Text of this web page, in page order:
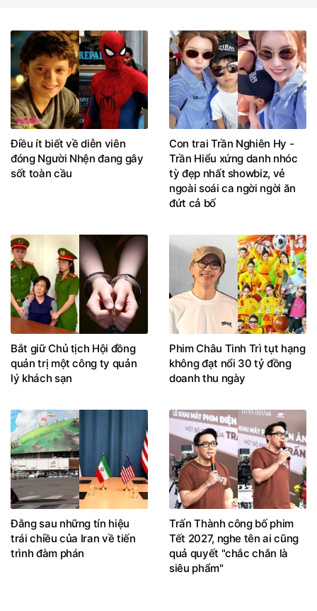
Điều ít biết về diễn viên
đóng Người Nhện đang gây
sốt toàn cầu
Con trai Trần Nghiên Hy -
Trần Hiểu xứng danh nhóc
tỳ đẹp nhất showbiz, vẻ
ngoài soái ca ngời ngời ăn
đứt cả bố
Bắt giữ Chủ tịch Hội đồng
quản trị một công ty quản
lý khách sạn
Phim Châu Tinh Trì tụt hạng
không đạt nổi 30 tỷ đồng
doanh thu ngày
Đằng sau những tín hiệu
trái chiều của Iran về tiến
trình đàm phán
Trấn Thành công bố phim
Tết 2027, nghe tên ai cũng
quả quyết "chắc chắn là
siêu phẩm"